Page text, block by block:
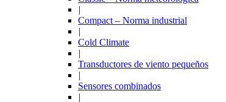
|
Compact – Norma industrial
|
Cold Climate
|
Transductores de viento pequeños
|
Sensores combinados
|